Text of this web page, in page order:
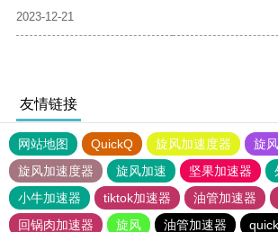
2023-12-21
友情链接
网站地图 QuickQ 旋风加速度器 旋风
旋风加速度器
旋风加速 坚果加速器
小牛加速器
tiktok加速器 油管加速器
回锅肉加速器
旋风 油管加速器